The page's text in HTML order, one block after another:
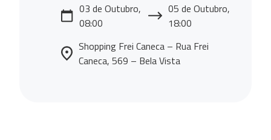
03 de Outubro,
08:00
05 de Outubro,
18:00
Shopping Frei Caneca – Rua Frei
Caneca, 569 – Bela Vista